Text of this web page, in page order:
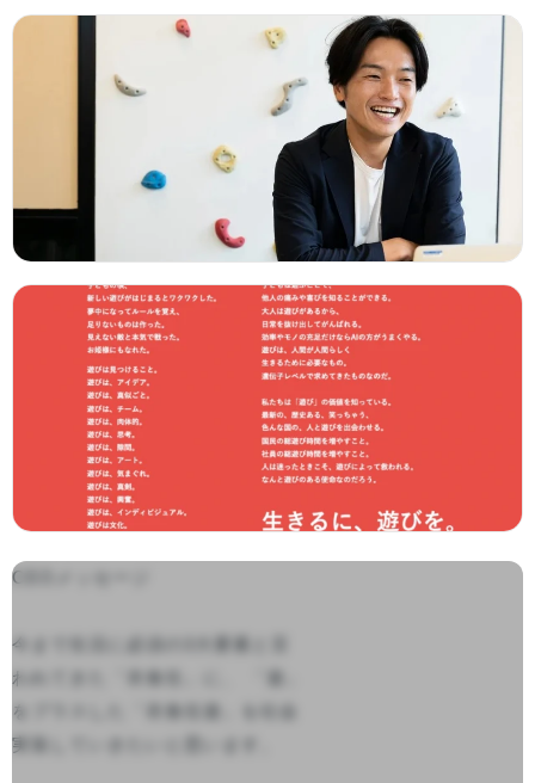
CEOメッセージ
今まで⽣活に必須の3⼤要素と⾔
われてきた「⾐⾷住」に、 「遊」
をプラスした「⾐⾷住遊」を社会
実装していきたいと思います。